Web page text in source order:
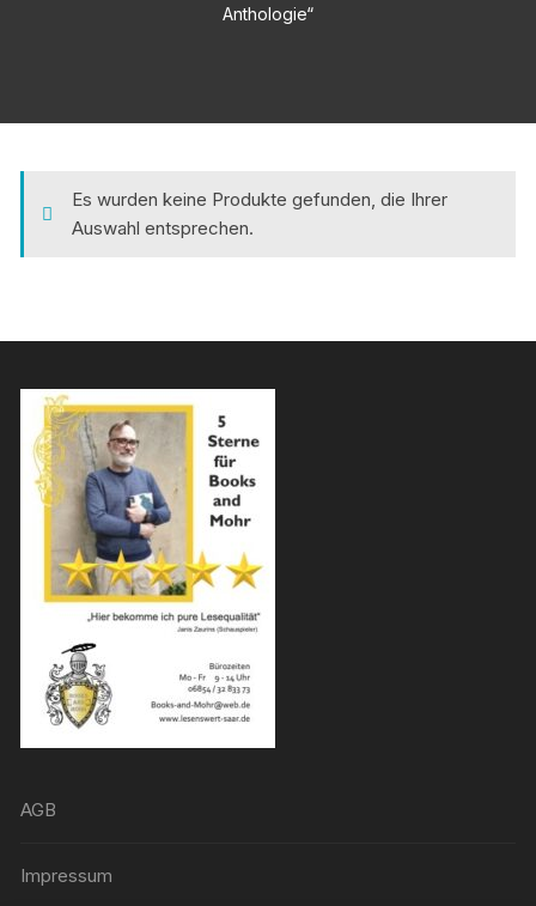
Anthologie“
Es wurden keine Produkte gefunden, die Ihrer
Auswahl entsprechen.
AGB
Impressum